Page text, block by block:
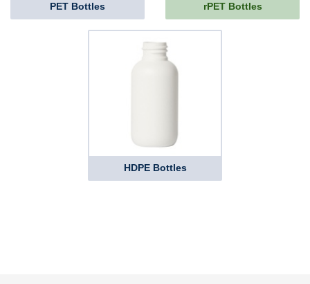
PET Bottles rPET Bottles
HDPE Bottles